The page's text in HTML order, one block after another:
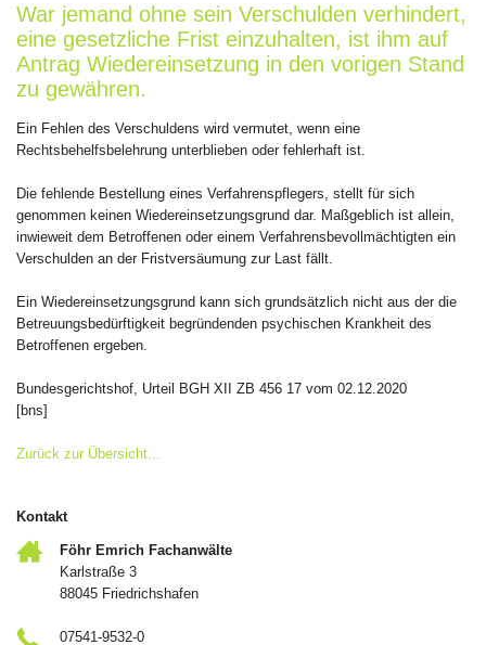
War jemand ohne sein Verschulden verhindert,
eine gesetzliche Frist einzuhalten, ist ihm auf
Antrag Wiedereinsetzung in den vorigen Stand
zu gewähren.
Ein Fehlen des Verschuldens wird vermutet, wenn eine
Rechtsbehelfsbelehrung unterblieben oder fehlerhaft ist.
Die fehlende Bestellung eines Verfahrenspflegers, stellt für sich
genommen keinen Wiedereinsetzungsgrund dar. Maßgeblich ist allein,
inwieweit dem Betroffenen oder einem Verfahrensbevollmächtigten ein
Verschulden an der Fristversäumung zur Last fällt.
Ein Wiedereinsetzungsgrund kann sich grundsätzlich nicht aus der die
Betreuungsbedürftigkeit begründenden psychischen Krankheit des
Betroffenen ergeben.
Bundesgerichtshof, Urteil BGH XII ZB 456 17 vom 02.12.2020
[bns]
Zurück zur Übersicht...
Kontakt
Föhr Emrich Fachanwälte
Karlstraße 3
88045 Friedrichshafen
07541-9532-0